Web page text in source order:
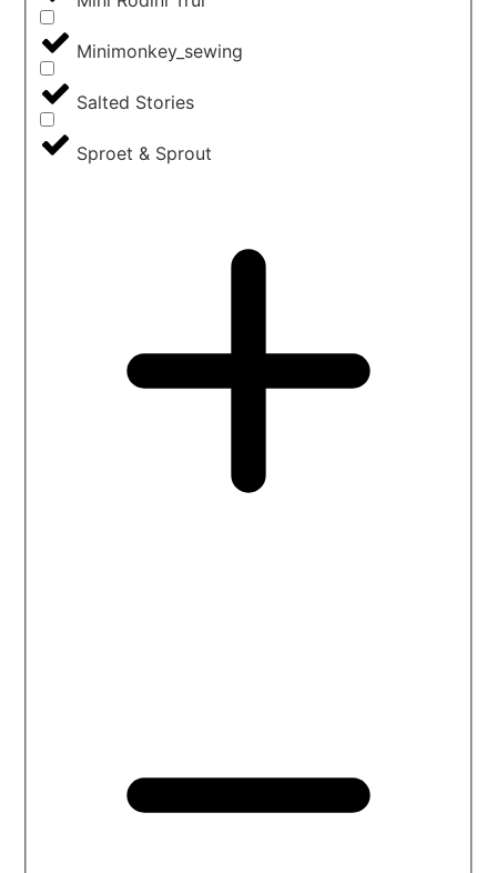
Minimonkey_sewing
Salted Stories
Sproet & Sprout